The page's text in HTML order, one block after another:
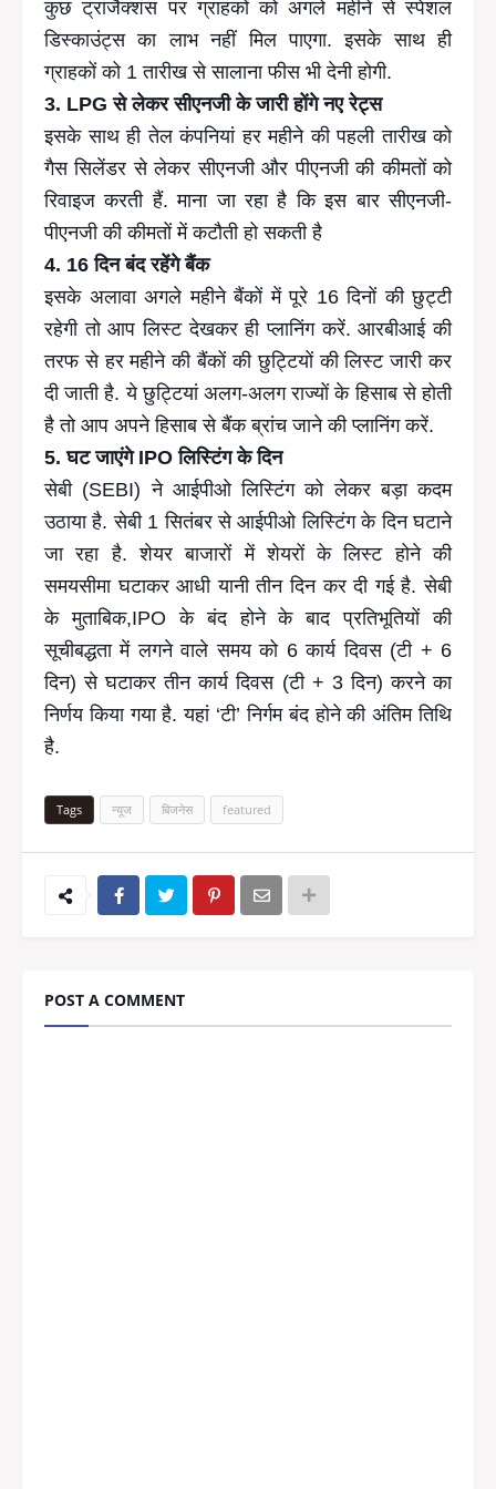
कुछ ट्रांजैक्शंस पर ग्राहकों को अगले महीने से स्पेशल
डिस्काउंट्स का लाभ नहीं मिल पाएगा. इसके साथ ही
ग्राहकों को 1 तारीख से सालाना फीस भी देनी होगी.
3. LPG से लेकर सीएनजी के जारी होंगे नए रेट्स
इसके साथ ही तेल कंपनियां हर महीने की पहली तारीख को
गैस सिलेंडर से लेकर सीएनजी और पीएनजी की कीमतों को
रिवाइज करती हैं. माना जा रहा है कि इस बार सीएनजी-
पीएनजी की कीमतों में कटौती हो सकती है
4. 16 दिन बंद रहेंगे बैंक
इसके अलावा अगले महीने बैंकों में पूरे 16 दिनों की छुट्टी
रहेगी तो आप लिस्ट देखकर ही प्लानिंग करें. आरबीआई की
तरफ से हर महीने की बैंकों की छुट्टियों की लिस्ट जारी कर
दी जाती है. ये छुट्टियां अलग-अलग राज्यों के हिसाब से होती
है तो आप अपने हिसाब से बैंक ब्रांच जाने की प्लानिंग करें.
5. घट जाएंगे IPO लिस्टिंग के दिन
सेबी (SEBI) ने आईपीओ लिस्टिंग को लेकर बड़ा कदम
उठाया है. सेबी 1 सितंबर से आईपीओ लिस्टिंग के दिन घटाने
जा रहा है. शेयर बाजारों में शेयरों के लिस्ट होने की
समयसीमा घटाकर आधी यानी तीन दिन कर दी गई है. सेबी
के मुताबिक,IPO के बंद होने के बाद प्रतिभूतियों की
सूचीबद्धता में लगने वाले समय को 6 कार्य दिवस (टी + 6
दिन) से घटाकर तीन कार्य दिवस (टी + 3 दिन) करने का
निर्णय किया गया है. यहां ‘टी’ निर्गम बंद होने की अंतिम तिथि
है.
Tags न्यूज बिजनेस featured
POST A COMMENT